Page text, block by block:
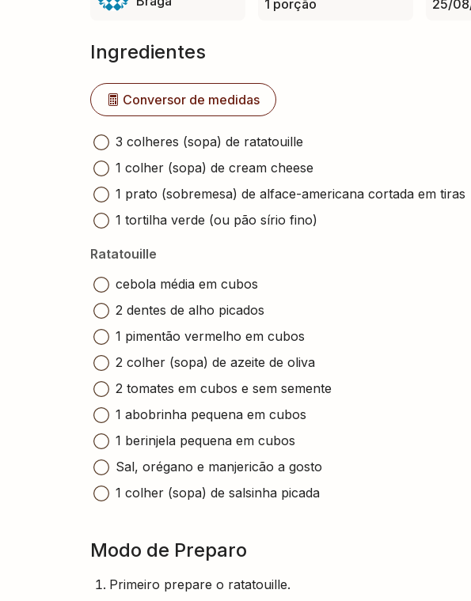
1 porção 25/
Ingredientes
Conversor de medidas
3 colheres (sopa) de ratatouille
1 colher (sopa) de cream cheese
1 prato (sobremesa) de alface-americana cortada em tiras
1 tortilha verde (ou pão sírio fino)
Ratatouille
cebola média em cubos
2 dentes de alho picados
1 pimentão vermelho em cubos
2 colher (sopa) de azeite de oliva
2 tomates em cubos e sem semente
1 abobrinha pequena em cubos
1 berinjela pequena em cubos
Sal, orégano e manjericão a gosto
1 colher (sopa) de salsinha picada
Modo de Preparo
Primeiro prepare o ratatouille.